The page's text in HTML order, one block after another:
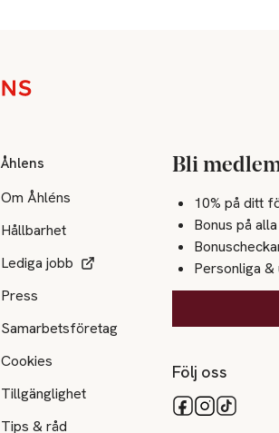
Åhlens
Om Åhléns
Hållbarhet
Lediga jobb
Press
Samarbetsföretag
Cookies
Tillgänglighet
Tips & råd
Bli
10% på ditt
Bonus på
Personliga &
Följ oss